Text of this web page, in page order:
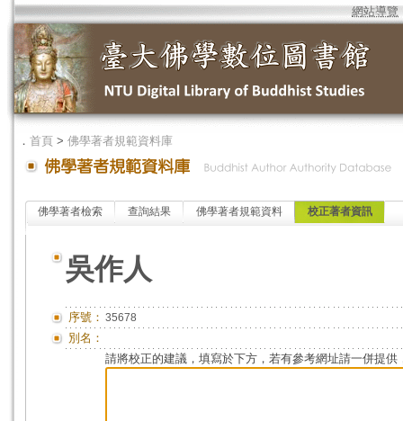
網站導覽
． 首頁 > 佛學著者規範資料庫
佛學著者檢索 查詢結果 佛學著者規範資料 校正著者資訊
吳作人
序號： 35678
別名：
請將校正的建議，填寫於下方，若有參考網址請一併提供